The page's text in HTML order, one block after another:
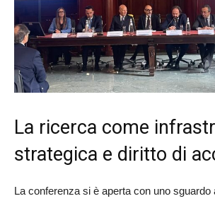
La ricerca come
strategica e diritto di
La conferenza si è aperta con uno sguardo